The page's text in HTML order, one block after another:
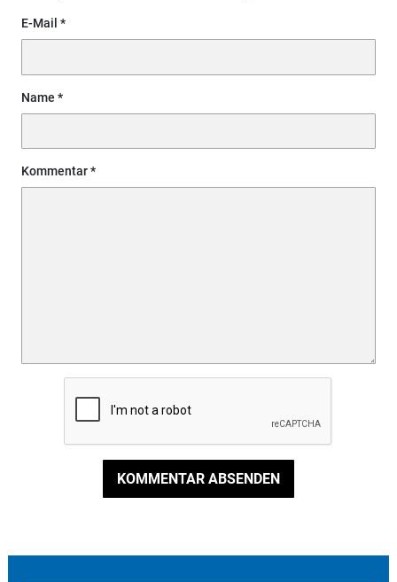
E-Mail
Name
Kommentar
KOMMENTAR ABSENDEN